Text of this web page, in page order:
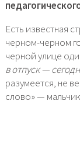
Есть известная
черном-черном
черной улице
в отпуск —
разумеется, не
слово» —